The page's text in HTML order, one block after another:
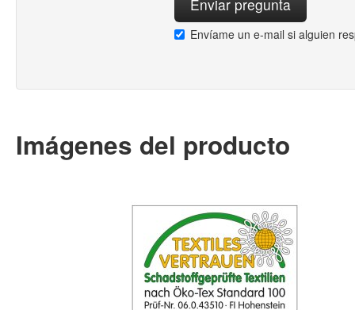
Envíame un e-mail si alguien
Imágenes del producto